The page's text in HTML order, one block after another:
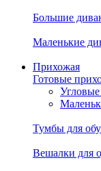
Большие
Маленькие
Прихожая
Готовые
Тумбы для
Вешалки для